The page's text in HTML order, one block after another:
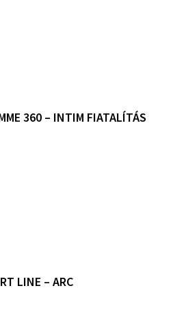
360 – INTIM FIATALÍTÁS
LINE – ARC